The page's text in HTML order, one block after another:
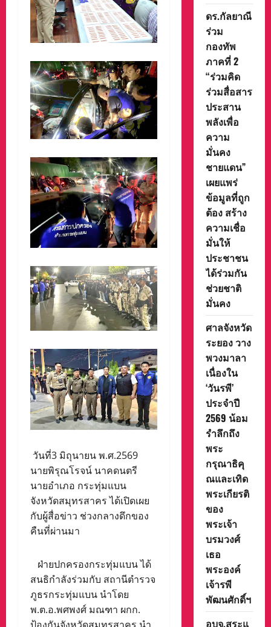
วันที่3 มิถุนายน พ.ศ.2569
นายพิรุณโรจน์ นาคดนตรี
นายอำเภอ กระทุ่มแบน
จังหวัดสมุทรสาคร ได้เปิดเผย
กับผู้สื่อข่าว ช่วงกลางดึกของ
คืนที่ผ่านมา
ฝ่ายปกครองกระทุ่มแบน ได้
สนธิกำลังร่วมกับ สถานีตำรวจ
ภูธรกระทุ่มแบน นำโดย
พ.ต.อ.พศพงศ์ มณฑา ผกก.
ดร.กัลยาณี
ร่วม
กองทัพ
ภาคที่ 2
“ร่วมคิด
ร่วมสื่อสาร
ประสาน
พลังเพื่อ
ความ
มั่นคง
ชายแดน”
เผยแพร่
ข้อมูลที่ถูก
ต้อง สร้าง
ความเชื่อ
มั่นให้
ประชาชน
ได้ร่วมกัน
ช่วยชาติ
มั่นคง
ศาลจังหวัด
ระยอง วาง
พวงมาลา
เนื่องใน
‘วันรพี’
ประจำปี
2569 น้อม
รำลึกถึง
พระ
กรุณาธิคุ
ณและเทิด
พระเกียรติ
ของ
พระเจ้า
บรมวงศ์
เธอ
พระองค์
เจ้ารพี
พัฒนศักดิ์ฯ
อบจ.สระแ